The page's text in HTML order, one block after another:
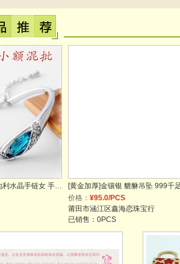
高档义乌首饰批发 奥地利水晶手链女 手镯配饰 地摊货源饰品 韩版
价格： ¥95.0/PCS
莆田市涵江区鑫海恋珠宝行
已销售：0PCS